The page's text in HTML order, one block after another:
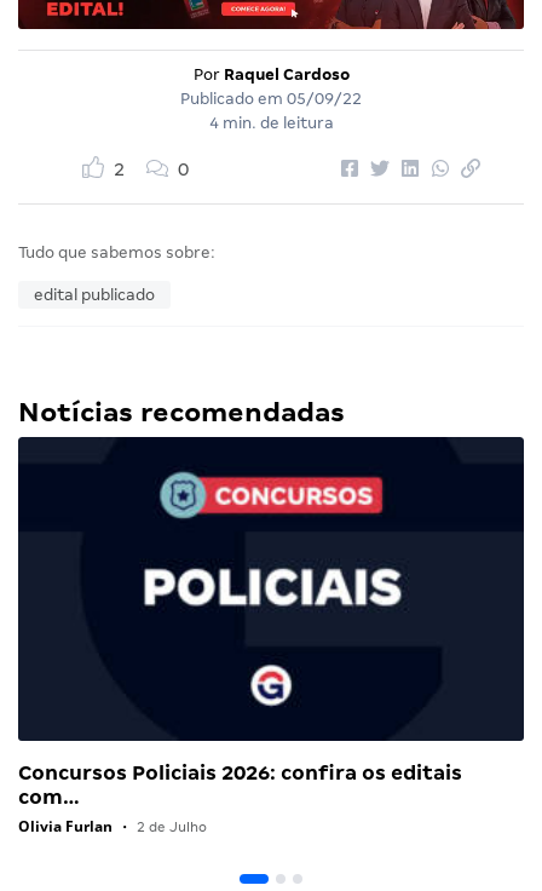
Por Raquel Cardoso
Publicado em 05/09/22
4 min. de leitura
2 0
Tudo que sabemos sobre:
edital publicado
Notícias recomendadas
Concursos Policiais 2026: confira os editais
com…
Olivia Furlan • 2 de Julho